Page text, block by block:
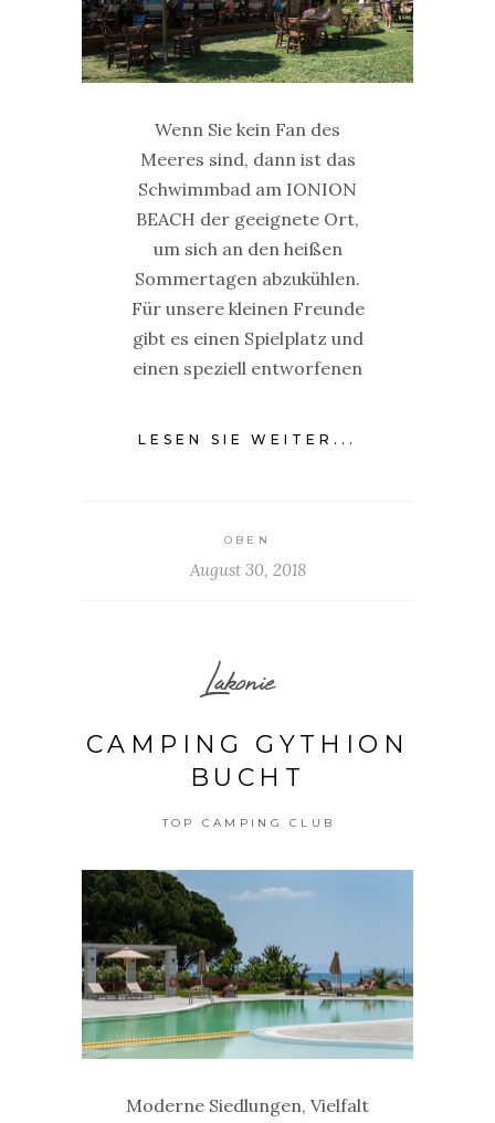
Wenn Sie kein Fan des
Meeres sind, dann ist das
Schwimmbad am IONION
BEACH der geeignete Ort,
um sich an den heißen
Sommertagen abzukühlen.
Für unsere kleinen Freunde
gibt es einen Spielplatz und
einen speziell entworfenen
LESEN SIE WEITER...
OBEN
August 30, 2018
Lakonie
CAMPING GYTHION
BUCHT
TOP CAMPING CLUB
Moderne Siedlungen, Vielfalt